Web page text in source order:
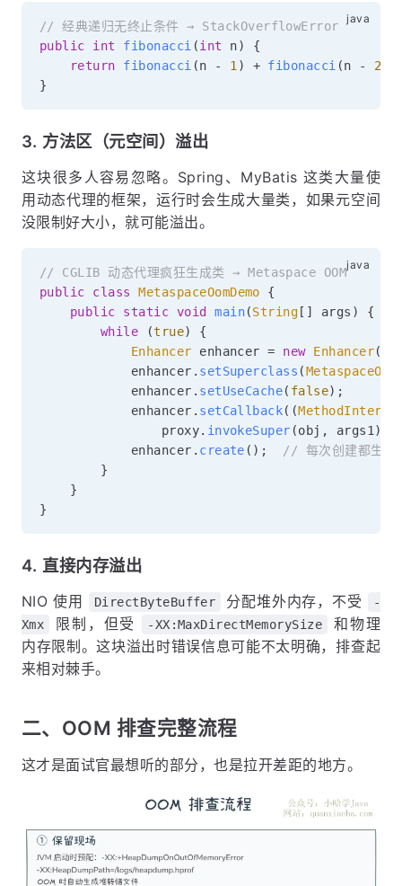
// 经典递归无终止条件 → StackOverflowError
public
int fibonacci (int n)
{
return
fibonacci (n - 1 ) + fibonacci (n - 2
}
3. 方法区（元空间）溢出
这块很多人容易忽略。Spring、MyBatis 这类大量使
用动态代理的框架，运行时会生成大量类，如果元空间
没限制好大小，就可能溢出。
// CGLIB 动态代理疯狂生成类 → Metaspace OOM
public
class MetaspaceOomDemo
{
public
static void main(String [ ] args )
{
while
(true)
{
Enhancer enhancer = new Enhancer(
            enhancer
. setSuperclass (
            enhancer
. setUseCache( false) ;
            enhancer
. setCallback( (
                proxy
. invokeSuper (obj , args1 )
            enhancer
. create ( ) ;
// 每次创建都生成
}
}
}
4. 直接内存溢出
NIO 使用 DirectByteBuffer 分配堆外内存，不受
-
Xmx
限制，但受 -XX:MaxDirectMemorySize
和物理
内存限制。这块溢出时错误信息可能不太明确，排查起
来相对棘手。
二、OOM 排查完整流程
这才是面试官最想听的部分，也是拉开差距的地方。